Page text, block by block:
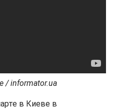
/ informator.ua
в Киеве в